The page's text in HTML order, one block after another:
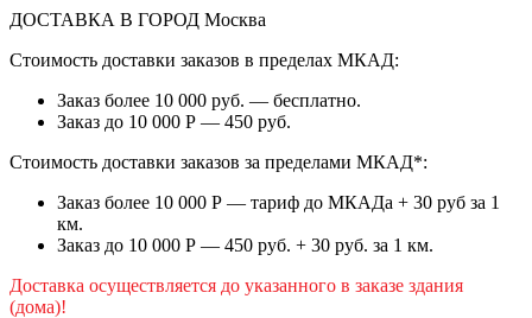
ДОСТАВКА В ГОРОД Москва
Стоимость доставки заказов в пределах МКАД:
Заказ более 10 000 руб. — бесплатно.
Заказ до 10 000 Р — 450 руб.
Стоимость доставки заказов за пределами МКАД*:
Заказ более 10 000 Р — тариф до МКАДа + 30 руб за 1
км.
Заказ до 10 000 Р — 450 руб. + 30 руб. за 1 км.
Доставка осуществляется до указанного в заказе здания
(дома)!